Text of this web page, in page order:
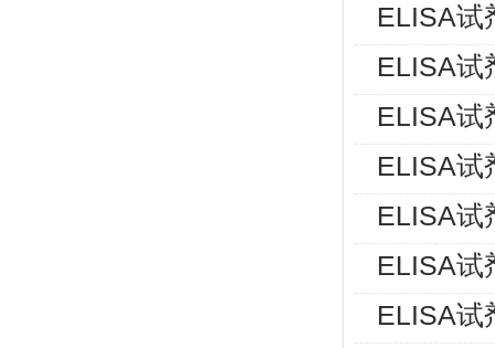
ELISA试
ELISA试
ELISA试
ELISA试
ELISA试
ELISA试
ELISA试